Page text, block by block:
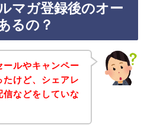
マガ登録後のオー
るの？
ルやキャンペー
けど、シェアレ
信などをしていな